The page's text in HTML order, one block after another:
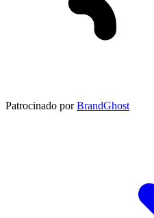
Patrocinado por BrandGhost